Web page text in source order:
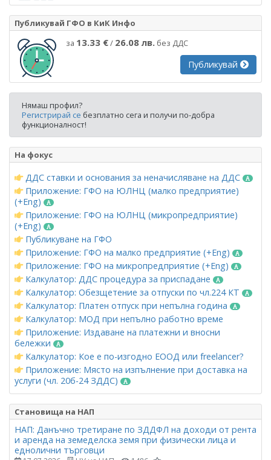
Публикувай ГФО в КиК Инфо
за 13.33 €/ 26.08 лв. без ДДС
Публикувай
Нямаш профил?
Регистрирай се безплатно сега и получи по-добра
функционалност!
На фокус
ДДС ставки и основания за неначисляване на ДДС
Приложение: ГФО на ЮЛНЦ (малко предприятие)
(+Eng)
Приложение: ГФО на ЮЛНЦ (микропредприятие)
(+Eng)
Публикуване на ГФО
Приложение: ГФО на малко предприятие (+Eng)
Приложение: ГФО на микропредприятие (+Eng)
Калкулатор: ДДС процедура за приспадане
Калкулатор: Обезщетение за отпуски по чл.224 КТ
Калкулатор: Платен отпуск при непълна година
Калкулатор: МОД при непълно работно време
Приложение: Издаване на платежни и вносни
бележки
Калкулатор: Кое е по-изгодно ЕООД или freelancer?
Приложение: Място на изпълнение при доставка на
услуги (чл. 20б-24 ЗДДС)
Становища на НАП
НАП: Данъчно третиране по ЗДДФЛ на доходи от рента
и аренда на земеделска земя при физически лица и
еднолични търговци